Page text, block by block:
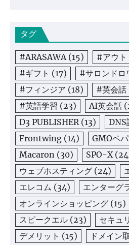
タグ
#ARASAWA(15) #アウト
#ギフト (17) #サロンドロ
#フィンジア (18) #英会話
#英語学習 (23) AI英会話
D3 PUBLISHER(13) DNS
Frontwing (14) GMOペ
Macaron (30) SPO-X
ウェブホスティング (24)
エレコム (34) エンターグ
オンラインショッピング (15)
スピークエル (23) セキュ
デメリット (15) ドメイン